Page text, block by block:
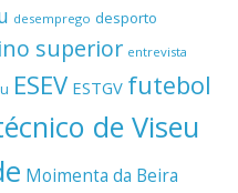
desemprego desporto
superior entrevista
ESEV ESTGV futebol
de Viseu
Moimenta da Beira